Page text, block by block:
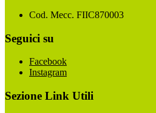
Cod. Mecc. FIIC870003
Seguici su
Facebook
Instagram
Sezione Link Utili